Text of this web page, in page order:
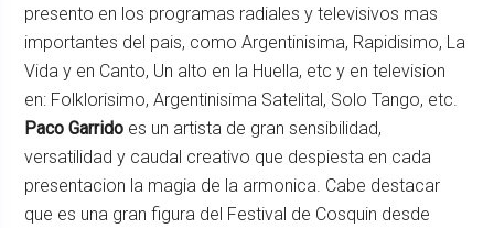
presento en los programas radiales y televisivos mas
importantes del pais, como Argentinisima, Rapidisimo, La
Vida y en Canto, Un alto en la Huella, etc y en television
en: Folklorisimo, Argentinisima Satelital, Solo Tango, etc.
Paco Garrido es un artista de gran sensibilidad,
versatilidad y caudal creativo que despiesta en cada
presentacion la magia de la armonica. Cabe destacar
que es una gran figura del Festival de Cosquin desde